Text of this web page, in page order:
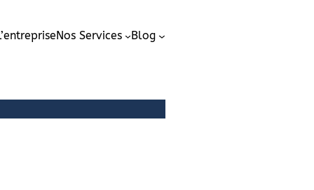
Nos Services Blog